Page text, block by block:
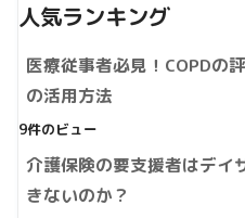
人気ランキング
医療従事者必見！COPDの
の活用方法
9件のビュー
介護保険の要支援者はデイ
きないのか？